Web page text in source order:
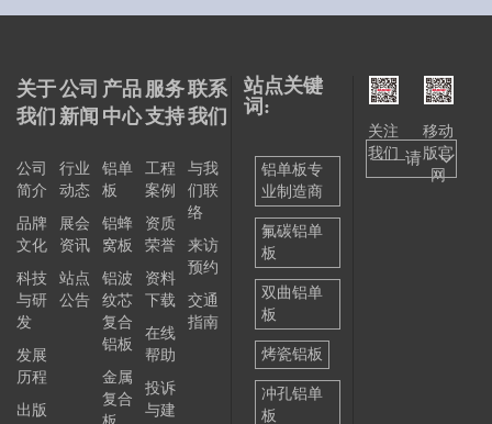
关于
我们
公司
简介
品牌
文化
科技
与研
发
发展
历程
出版
公司
新闻
行业
动态
展会
资讯
站点
公告
产品
中心
铝单
板
铝蜂
窝板
铝波
纹芯
复合
铝板
金属
复合
服务
支持
工程
案例
资质
荣誉
资料
下载
在线
帮助
投诉
与建
联系
我们
与我
们联
络
来访
预约
交通
指南
站点关键
词:
铝单板专
业制造商
氟碳铝单
板
双曲铝单
板
烤瓷铝板
冲孔铝单
板
关注
我们
移动
版官
网
——请